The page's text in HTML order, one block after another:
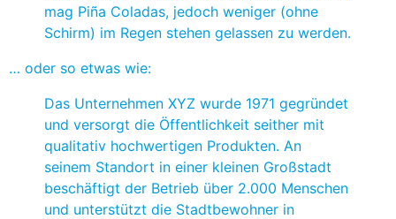
mag Piña Coladas, jedoch weniger (ohne
Schirm) im Regen stehen gelassen zu werden.
… oder so etwas wie:
Das Unternehmen XYZ wurde 1971 gegründet
und versorgt die Öffentlichkeit seither mit
qualitativ hochwertigen Produkten. An
seinem Standort in einer kleinen Großstadt
beschäftigt der Betrieb über 2.000 Menschen
und unterstützt die Stadtbewohner in